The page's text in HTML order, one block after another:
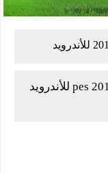
تحميل pes 2017 pro evolution soccer 4.6.1 للأندرويد